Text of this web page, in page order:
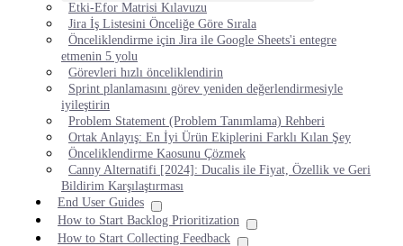
Etki-Efor Matrisi Kılavuzu
Jira İş Listesini Önceliğe Göre Sırala
Önceliklendirme için Jira ile Google Sheets'i entegre
etmenin 5 yolu
Görevleri hızlı önceliklendirin
Sprint planlamasını görev yeniden değerlendirmesiyle
iyileştirin
Problem Statement (Problem Tanımlama) Rehberi
Ortak Anlayış: En İyi Ürün Ekiplerini Farklı Kılan Şey
Önceliklendirme Kaosunu Çözmek
Canny Alternatifi [2024]: Ducalis ile Fiyat, Özellik ve Geri
Bildirim Karşılaştırması
End User Guides
How to Start Backlog Prioritization
How to Start Collecting Feedback